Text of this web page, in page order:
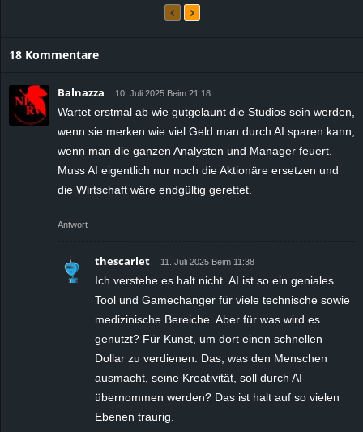
18 Kommentare
Balnazza 10. Juli 2025 Beim 21:18
Wartet erstmal ab wie gutgelaunt die Studios sein werden,
wenn sie merken wie viel Geld man durch AI sparen kann,
wenn man die ganzen Analysten und Manager feuert.
Muss AI eigentlich nur noch die Aktionäre ersetzen und
die Wirtschaft wäre endgültig gerettet.
Antwort
thescarlet 11. Juli 2025 Beim 11:38
Ich verstehe es halt nicht. AI ist so ein geniales
Tool und Gamechanger für viele technische sowie
medizinische Bereiche. Aber für was wird es
genutzt? Für Kunst, um dort einen schnellen
Dollar zu verdienen. Das, was den Menschen
ausmacht, seine Kreativität, soll durch AI
übernommen werden? Das ist halt auf so vielen
Ebenen traurig.